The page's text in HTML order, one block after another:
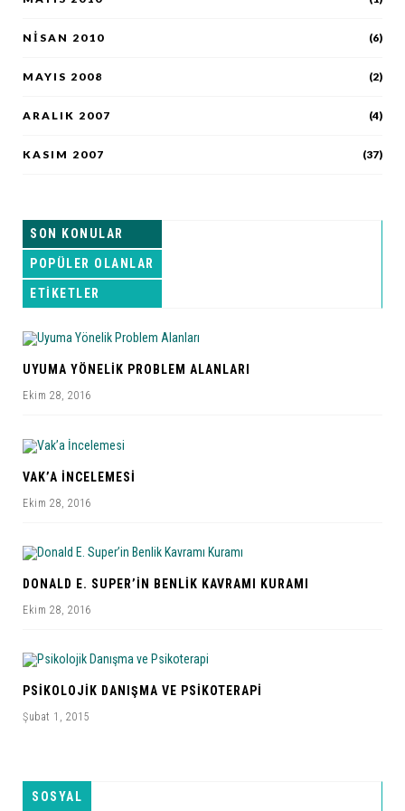
NISAN 2010 (6)
MAYIS 2008 (2)
ARALIK 2007 (4)
KASIM 2007 (37)
SON KONULAR
POPÜLER OLANLAR
ETIKETLER
UYUMA YÖNELIK PROBLEM ALANLARI
Ekim 28, 2016
VAK’A İNCELEMESI
Ekim 28, 2016
DONALD E. SUPER’IN BENLIK KAVRAMI KURAMI
Ekim 28, 2016
PSIKOLOJIK DANIŞMA VE PSIKOTERAPI
Şubat 1, 2015
SOSYAL